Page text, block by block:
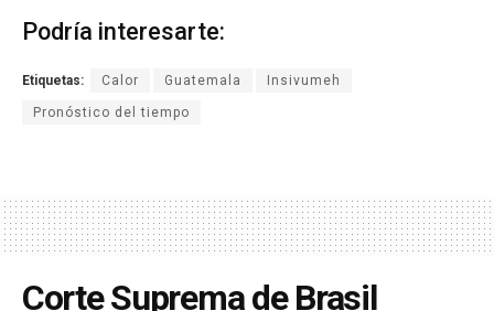
Podría interesarte:
Etiquetas: Calor Guatemala Insivumeh
Pronóstico del tiempo
Corte Suprema de Brasil